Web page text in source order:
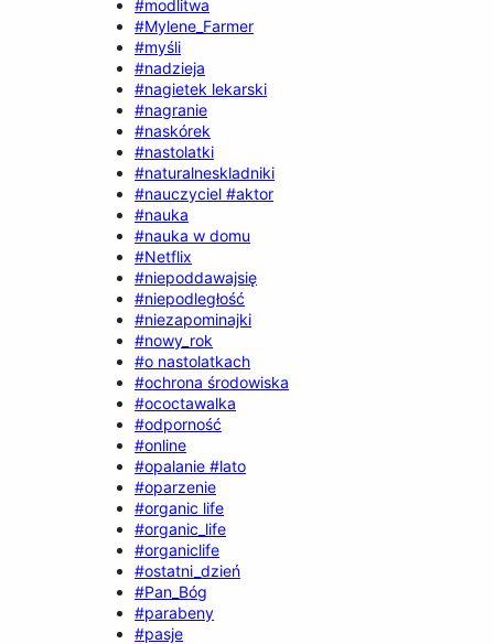
#modlitwa
#Mylene_Farmer
#myśli
#nadzieja
#nagietek lekarski
#nagranie
#naskórek
#nastolatki
#naturalneskladniki
#nauczyciel #aktor
#nauka
#nauka w domu
#Netflix
#niepoddawajsię
#niepodległość
#niezapominajki
#nowy_rok
#o nastolatkach
#ochrona środowiska
#ococtawalka
#odporność
#online
#opalanie #lato
#oparzenie
#organic life
#organic_life
#organiclife
#ostatni_dzień
#Pan_Bóg
#parabeny
#pasje